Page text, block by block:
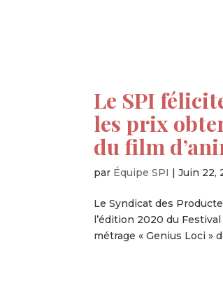
Le SPI
les prix
du film
par Équipe SPI |Juin 22,
Le Syndicat des
l’édition 2020 du
métrage « Genius Loci »